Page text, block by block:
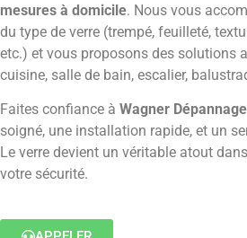
mesures à domicile. Nous vous
du type de verre (trempé, feuilleté,
etc.) et vous proposons des solutions
cuisine, salle de bain, escalier,
Faites confiance à Wagner
soigné, une installation rapide, et un
Le verre devient un véritable atout
votre sécurité.